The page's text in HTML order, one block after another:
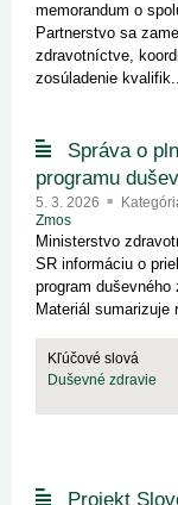
memorandum o
Partnerstvo sa
zdravotníctve,
zosúladenie
Správa o
programu
5. 3. 2026
Zmos
Ministerstvo
SR informáciu o
program
Materiál sumarizuje
Kľúčové slová
Duševné zdravie
Projekt